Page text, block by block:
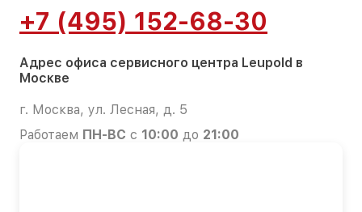
+7 (495) 152-68-30
Адрес офиса сервисного центра Leupold в
Москве
г. Москва, ул. Лесная, д. 5
Работаем ПН-ВС с 10:00 до 21:00